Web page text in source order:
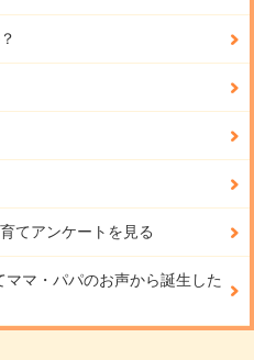
てアンケートを見る
ママ・パパのお声から誕生した